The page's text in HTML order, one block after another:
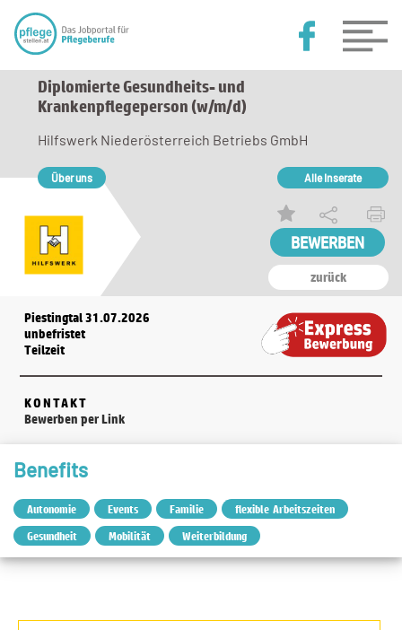
Diplomierte Gesundheits- und
Krankenpflegeperson (w/m/d)
zurück
Hilfswerk Niederösterreich Betriebs GmbH
Über uns Alle Inserate
Piestingtal 31.07.2026
unbefristet
Teilzeit
KONTAKT
Bewerben per Link
Benefits
Autonomie Events Familie
flexible Arbeitszeiten
Gesundheit
Mobilität Weiterbildung